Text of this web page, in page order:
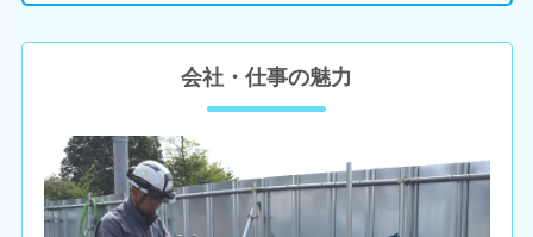
会社・仕事の魅力